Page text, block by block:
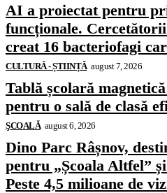
AI a proiectat pentru
funcționale.
creat 16 bacteriofagi
CULTURĂ - ȘTIINȚĂ august 7, 2026
Tablă școlară
pentru o sală de clasă
ŞCOALĂ august 6, 2026
Dino Parc Râșnov,
pentru „Școala Altfel”
Peste 4,5 milioane de